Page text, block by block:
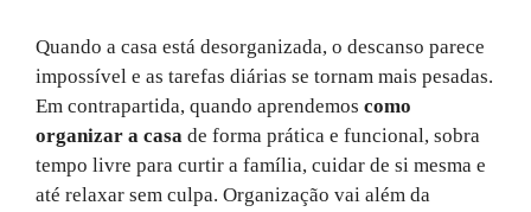
Quando a casa está desorganizada, o descanso parece
impossível e as tarefas diárias se tornam mais pesadas.
Em contrapartida, quando aprendemos como
organizar a casa de forma prática e funcional, sobra
tempo livre para curtir a família, cuidar de si mesma e
até relaxar sem culpa. Organização vai além da